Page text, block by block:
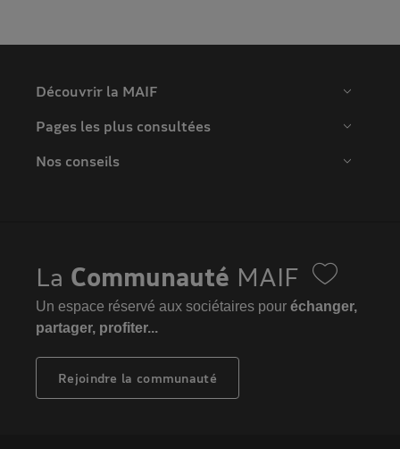
Découvrir la MAIF
Pages les plus consultées
Nos conseils
La Communauté MAIF
Un espace réservé aux sociétaires pour échanger,
partager, profiter...
Rejoindre la communauté